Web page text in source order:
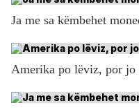
Ja me sa këmbehet
Amerika po lëviz, por jo